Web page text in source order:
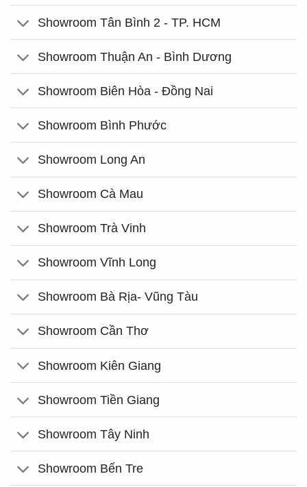
Showroom Tân Bình 2 - TP. HCM
Showroom Thuận An - Bình Dương
Showroom Biên Hòa - Đồng Nai
Showroom Bình Phước
Showroom Long An
Showroom Cà Mau
Showroom Trà Vinh
Showroom Vĩnh Long
Showroom Bà Rịa- Vũng Tàu
Showroom Cần Thơ
Showroom Kiên Giang
Showroom Tiền Giang
Showroom Tây Ninh
Showroom Bến Tre